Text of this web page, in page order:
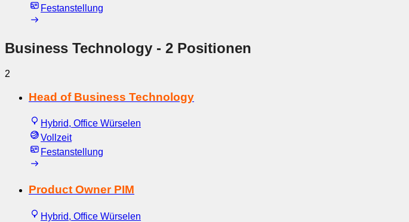
Festanstellung
Business Technology - 2 Positionen
2
Head of Business Technology
Hybrid, Office Würselen
Vollzeit
Festanstellung
Product Owner PIM
Hybrid, Office Würselen